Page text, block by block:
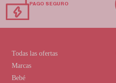
PAGO SEGURO
Todas las ofertas
Marcas
Bebé